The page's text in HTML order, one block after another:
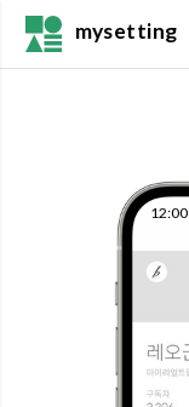
mysetting
12:00